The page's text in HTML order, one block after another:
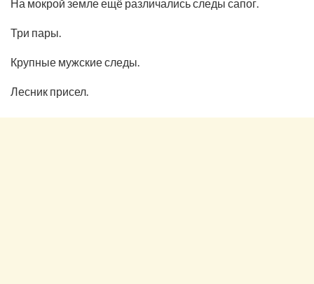
На мокрой земле ещё различались следы сапог.
Три пары.
Крупные мужские следы.
Лесник присел.